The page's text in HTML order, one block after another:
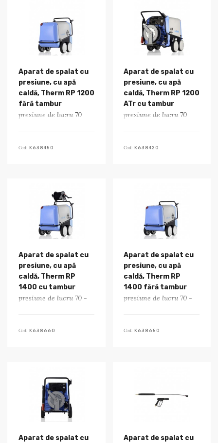
Aparat de spalat cu
presiune, cu apă
caldă, Therm RP 1200
fără tambur
presiune de lucru 70 -
Cod: K638450
Aparat de spalat cu
presiune, cu apă
caldă, Therm RP 1200
ATr cu tambur
presiune de lucru 70 -
Cod: K638420
Aparat de spalat cu
presiune, cu apă
caldă, Therm RP
1400 cu tambur
presiune de lucru 70 -
Cod: K638660
Aparat de spalat cu
presiune, cu apă
caldă, Therm RP
1400 fără tambur
presiune de lucru 70 -
Cod: K638650
Aparat de spalat cu
Aparat de spalat cu